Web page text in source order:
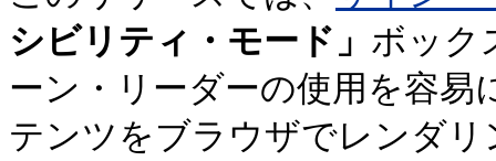
シビリティ・モード」 ボック
ーン・リーダーの使用を容易
テンツをブラウザでレンダ